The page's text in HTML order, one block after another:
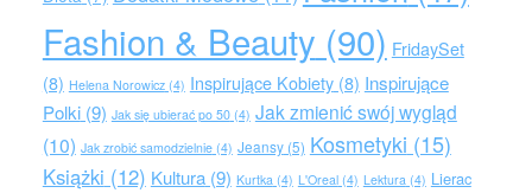
Fashion & Beauty (90) FridaySet
(8) Helena Norowicz(4) Inspirujące Kobiety(8) Inspirujące
Polki(9) Jak się ubierać po 50(4) Jak zmienić swój wygląd
(10) Jak zrobić samodzielnie(4) Jeansy(5) Kosmetyki (15)
Książki (12) Kultura(9) Kurtka (4) L'Oreal(4) Lektura (4) Lierac